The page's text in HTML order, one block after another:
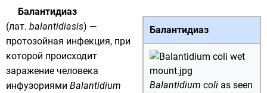
Балантидиаз
Balantidium coli as seen
Балантидиаз
(лат. balantidiasis) —
протозойная инфекция, при
которой происходит
заражение человека
инфузориями Balantidium